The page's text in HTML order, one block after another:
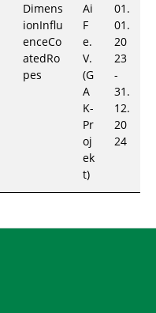
Dimens
ionInflu
enceCo
atedRo
pes
Ai
F
e.
V.
(G
A
K-
Pr
oj
ek
t)
01.
01.
20
23
-
31.
12.
20
24